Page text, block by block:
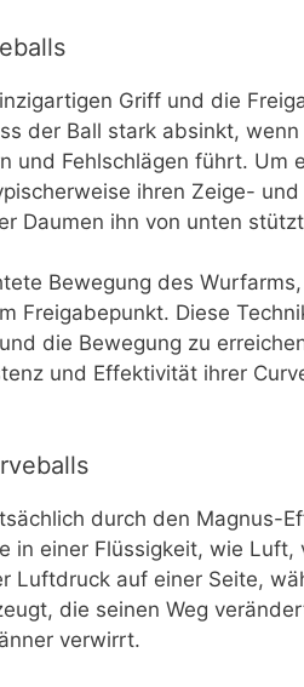
Griff und die
der Ball stark absinkt,
und Fehlschlägen führt. Um
ihren Zeige-
Daumen ihn von unten
Bewegung des
Freigabepunkt. Diese
die Bewegung zu
und Effektivität ihrer
durch den Magnus-
in einer Flüssigkeit, wie Luft,
Luftdruck auf einer Seite,
die seinen Weg
verwirrt.